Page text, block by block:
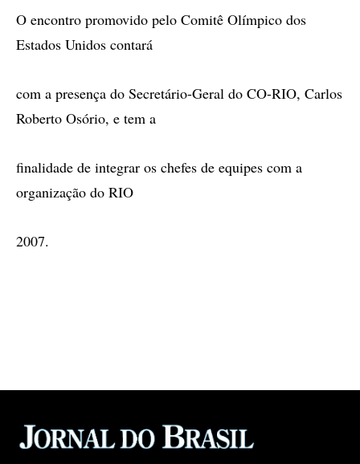
O encontro promovido pelo Comitê Olímpico dos
Estados Unidos contará
com a presença do Secretário-Geral do CO-RIO, Carlos
Roberto Osório, e tem a
finalidade de integrar os chefes de equipes com a
organização do RIO
2007.